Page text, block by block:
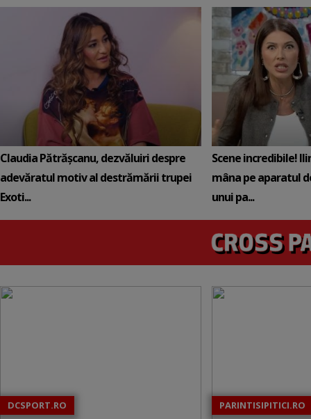
Claudia Pătrășcanu, dezvăluiri despre
adevăratul motiv al destrămării trupei
Exoti...
Scene incredibile!
mâna pe aparatul
unui pa...
DCSPORT.RO PARINTISIPITICI.RO